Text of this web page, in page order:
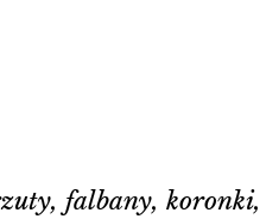
falbany, koronki,